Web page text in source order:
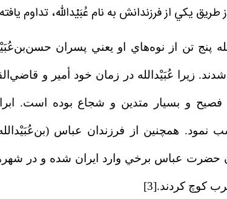
طريق يكي از فرزندانش به نام عُبَيْدالله، تداوم
پنج تن از نوه‌هاي او يعني پسران
زيرا عُبَيْدالله در زمان خود أمير و
و بسيار متدين و شجاع بوده است.
همچنين از فرزندان عباس
حضرت عباس برخي وارد ايران شده و در
كوچ كردند.[3]